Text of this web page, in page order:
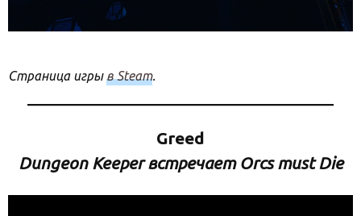
Страница игрыв Steam.
Greed
Dungeon Keeper встречает Orcs must Die